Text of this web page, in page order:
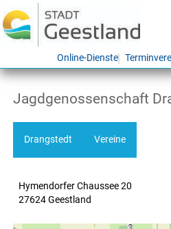
Online-Dienste
Jagdgenossenschaft
Drangstedt Vereine
Hymendorfer Chaussee 20
27624 Geestland